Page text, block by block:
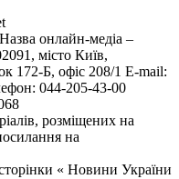
онлайн-медіа –
місто Київ,
Б, офіс 208/1 E-mail:
044-205-43-00
розміщених на
на
« Новини України